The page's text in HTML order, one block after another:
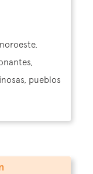
pueblos